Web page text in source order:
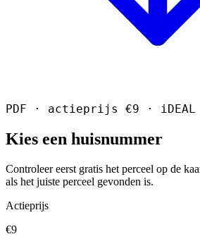
PDF · actieprijs €9 · iDEAL
Kies een huisnummer
Controleer eerst gratis het perceel op de
als het juiste perceel gevonden is.
Actieprijs
€9